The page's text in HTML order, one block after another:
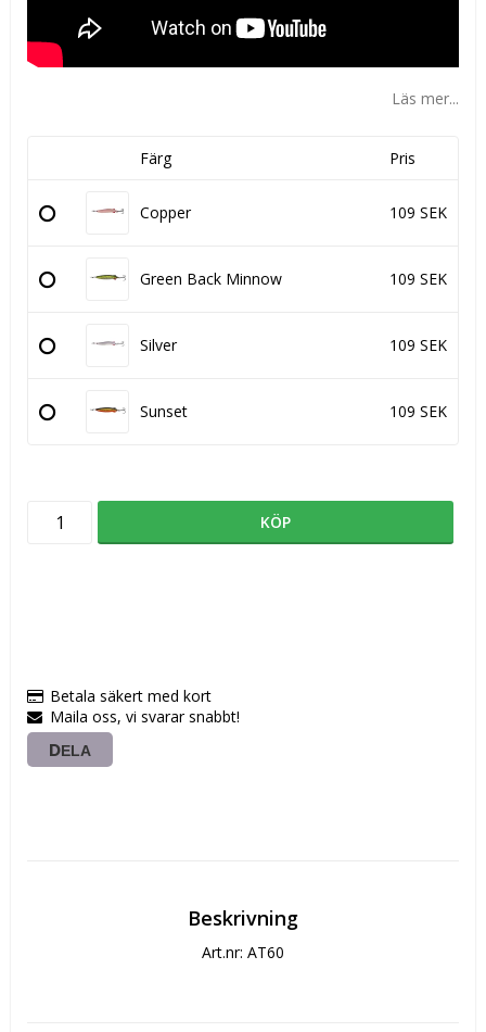
Läs mer...
Färg Pris
Copper 109 SEK
Green Back Minnow 109 SEK
Silver 109 SEK
Sunset 109 SEK
KÖP
Betala säkert med kort
Maila oss, vi svarar snabbt!
DELA
Beskrivning
Art.nr: AT60